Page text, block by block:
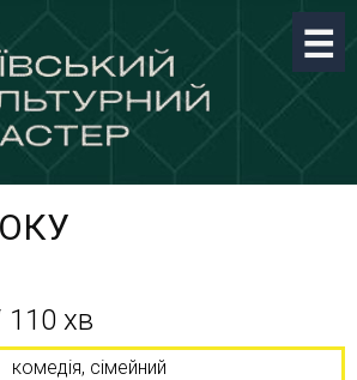
хв
комедія, сімейний